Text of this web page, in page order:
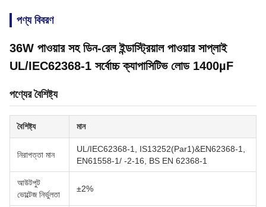
পণ্য বিবরণ
36W পাওয়ার সহ ডিন-রেল ইন্ডাস্ট্রিয়াল পাওয়ার সাপ্লাই
UL/IEC62368-1 সর্বোচ্চ ক্যাপাসিটিভ লোড 1400µF
পণ্যের বৈশিষ্ট্য
বৈশিষ্ট্য মান
নিরাপত্তা মান
UL/IEC62368-1, IS13252(Par1)&EN62368-1,
EN61558-1/ -2-16, BS EN 62368-1
আউটপুট
ভোল্টেজ নির্ভুলতা
±2%